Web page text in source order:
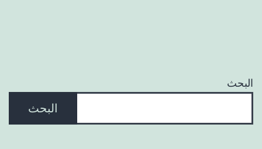
البحث
البحث